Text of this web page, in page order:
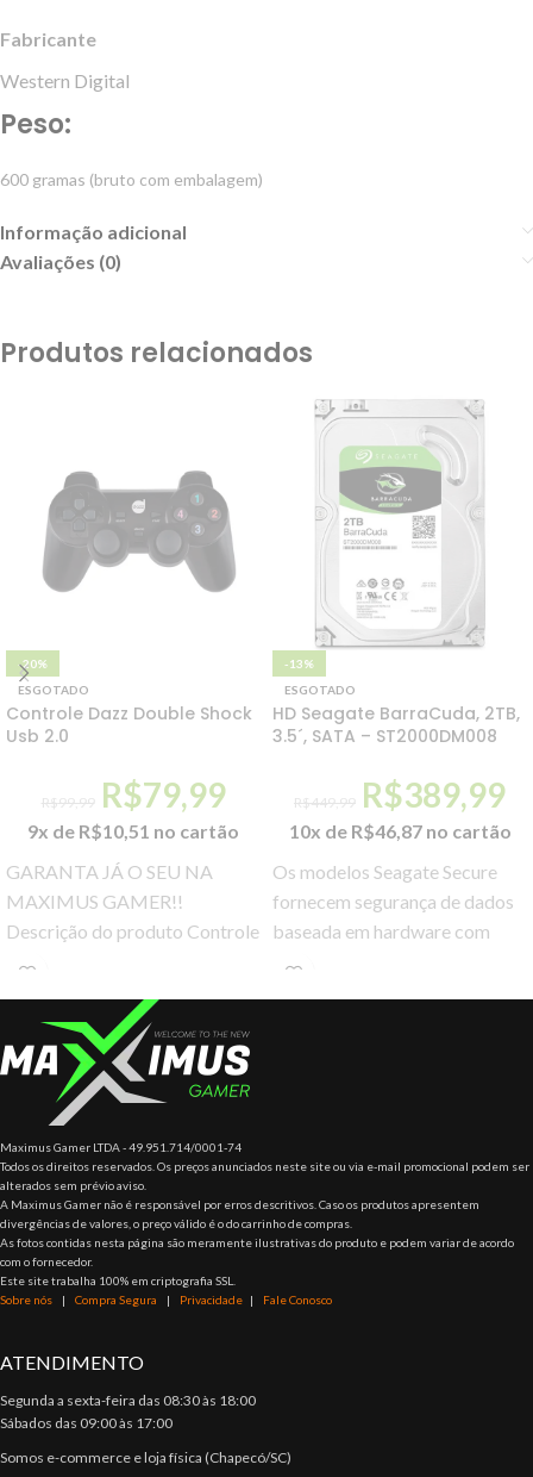
Fabricante
Western Digital
Peso:
600 gramas (bruto com embalagem)
Informação adicional
Avaliações (0)
Produtos relacionados
-20%
ESGOTADO
Controle Dazz Double Shock
Usb 2.0
R$99,99 R$79,99
9x de R$10,51 no cartão
GARANTA JÁ O SEU NA
MAXIMUS GAMER!!
Descrição do produto Controle
Técnicas aracterísticas:
-13%
ESGOTADO
HD Seagate BarraCuda, 2TB,
3.5´, SATA – ST2000DM008
R$449,99 R$389,99
10x de R$46,87 no cartão
Os modelos Seagate Secure
fornecem segurança de dados
baseada em hardware com
Maximus Gamer LTDA - 49.951.714/0001-74
Todos os direitos reservados. Os preços anunciados neste site ou via e-mail promocional podem ser
alterados sem prévio aviso.
A Maximus Gamer não é responsável por erros descritivos. Caso os produtos apresentem
divergências de valores, o preço válido é o do carrinho de compras.
As fotos contidas nesta página são meramente ilustrativas do produto e podem variar de acordo
com o fornecedor.
Este site trabalha 100% em criptografia SSL.
Sobre nós | Compra Segura | Privacidade | Fale Conosco
ATENDIMENTO
Segunda a sexta-feira das 08:30 às 18:00
Sábados das 09:00 às 17:00
Somos e-commerce e loja física (Chapecó/SC)